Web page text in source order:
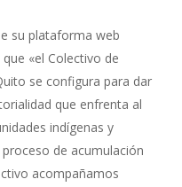
su plataforma web
«el Colectivo de
se configura para dar
que enfrenta al
indígenas y
de acumulación
acompañamos